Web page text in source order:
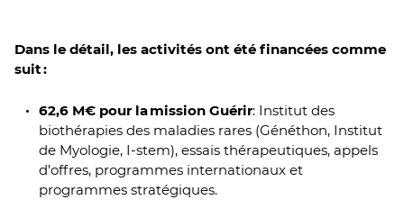
Dans le détail, les activités ont été financées comme
suit :
62,6 M€ pour la mission Guérir: Institut des
biothérapies des maladies rares (Généthon, Institut
de Myologie, I-stem), essais thérapeutiques, appels
d’offres, programmes internationaux et
programmes stratégiques.